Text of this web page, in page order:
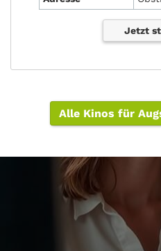
Jetzt
Alle Kinos für